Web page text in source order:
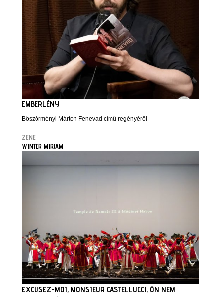
EMBERLÉNY
Böszörményi Márton Fenevad című regényéről
ZENE
WINTER MIRJAM
EXCUSEZ-MOI, MONSIEUR CASTELLUCCI, ÖN NEM